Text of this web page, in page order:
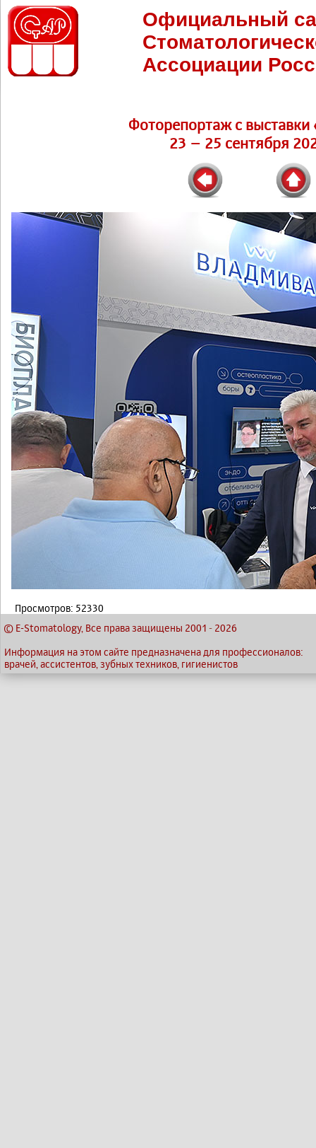
Официальный
Ассоциации
Фоторепортаж c выставки
23 – 25 сентября
Просмотров: 52330
© E-Stomatology, Все права защищены 2001 - 2026
Информация на этом сайте предназначена для профессионалов:
врачей, ассистентов, зубных техников, гигиенистов